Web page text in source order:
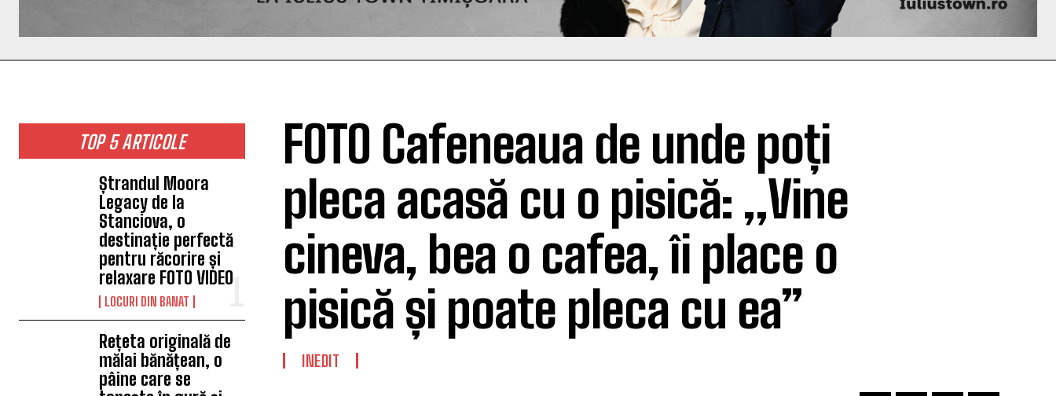
TOP 5 ARTICOLE
Ștrandul Moora
Legacy de la
Stanciova, o
destinație perfectă
pentru răcorire și
relaxare FOTO VIDEO
LOCURI DIN BANAT
Rețeta originală de
mălai bănățean, o
pâine care se
FOTO Cafeneaua de unde poți
pleca acasă cu o pisică: „Vine
cineva, bea o cafea, îi place o
pisică și poate pleca cu ea”
INEDIT